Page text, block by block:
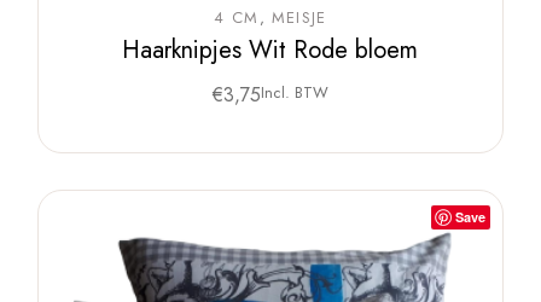
4 CM MEISJE
Haarknipjes Wit Rode bloem
€3,75Incl. BTW
Save